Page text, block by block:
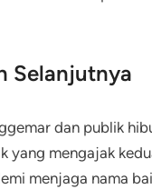
Selanjutnya
dan publik
yang mengajak
menjaga nama